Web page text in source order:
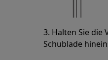
3. Halten Sie die
Schublade